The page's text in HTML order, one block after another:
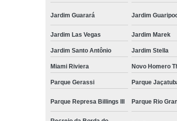
Jardim Guarará Jardim
Jardim Las Vegas Jardim Marek
Jardim Santo Antônio Jardim Stella
Miami Riviera Novo Homero
Parque Gerassi Parque
Parque Represa Billings III Parque Rio